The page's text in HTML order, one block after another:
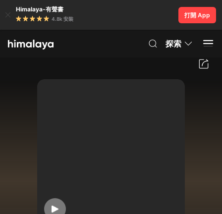
Himalaya-有聲書
4.8k 安裝
打開 App
探索